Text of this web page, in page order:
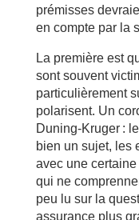
prémisses
en compte par la
La première est
sont souvent
particulièrement
polarisent. Un
Duning-Kruger :
bien un sujet, les
avec une
qui ne
peu lu sur la
assurance plus